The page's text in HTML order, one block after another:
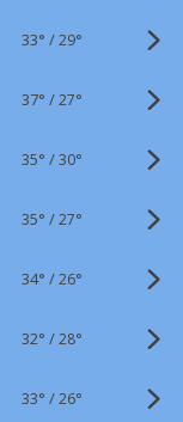
33° /29°
37° /27°
35° /30°
35° /27°
34° /26°
32° /28°
33° /26°